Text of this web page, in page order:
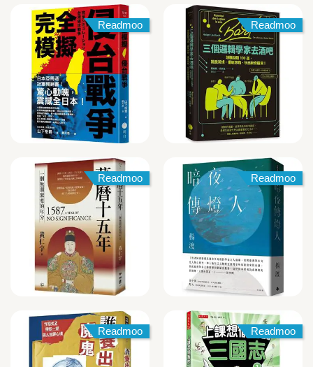
Readmoo Readmoo
Readmoo Readmoo
Readmoo Readmoo